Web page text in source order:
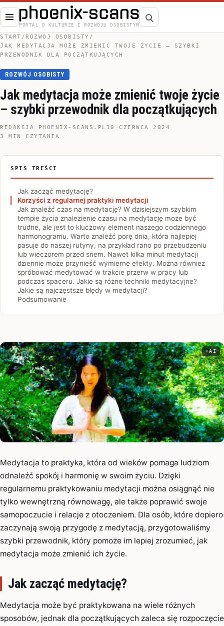
Otwórz menu
PORTAL O KULTURZE I ROZWOJU OSOBISTYM Szukaj
START /ROZWÓJ OSOBISTY /
JAK MEDYTACJA MOŻE ZMIENIĆ TWOJE ŻYCIE – SZYBKI
PRZEWODNIK DLA POCZĄTKUJĄCYCH
ROZWÓJ OSOBISTY
Jak medytacja może zmienić twoje życie
– szybki przewodnik dla początkujących
REDAKCJA PHOENIX-SCANS.PL 10 CZERWCA 2024
3 MIN CZYTANIA
AI
Medytacja to praktyka, która od wieków pomaga ludziom
odnaleźć spokój i harmonię w swoim życiu. Dzięki
regularnemu praktykowaniu medytacji można osiągnąć nie
tylko wewnętrzną równowagę, ale także poprawić swoje
samopoczucie i relacje z otoczeniem. Dla osób, które dopiero
zaczynają swoją przygodę z medytacją, przygotowaliśmy
szybki przewodnik, który pomoże im lepiej zrozumieć, jak
medytacja może zmienić ich życie.
Jak zacząć medytację?
Medytacja może być praktykowana na wiele różnych
sposobów, jednak dla początkujących zaleca się rozpoczęcie
SPIS TREŚCI
Jak zacząć medytację?
Korzyści z regularnej praktyki medytacji
Jak znaleźć czas na medytację? W dzisiejszym szybkim
tempie życia znalezienie czasu na medytację może być
trudne, ale jest to kluczowy element naszego codziennego
harmonogramu. Warto znaleźć porę dnia, która najlepiej
pasuje do naszej rutyny, na przykład rano po przebudzeniu
lub wieczorem przed snem. Nawet kilka minut medytacji
dziennie może przynieść wymierne efekty. Można również
spróbować medytować w trakcie przerw w pracy lub
podczas spaceru. Jakie są różne techniki medytacyjne?
Jakie są najczęstsze błędy w medytacji?
Podsumowanie